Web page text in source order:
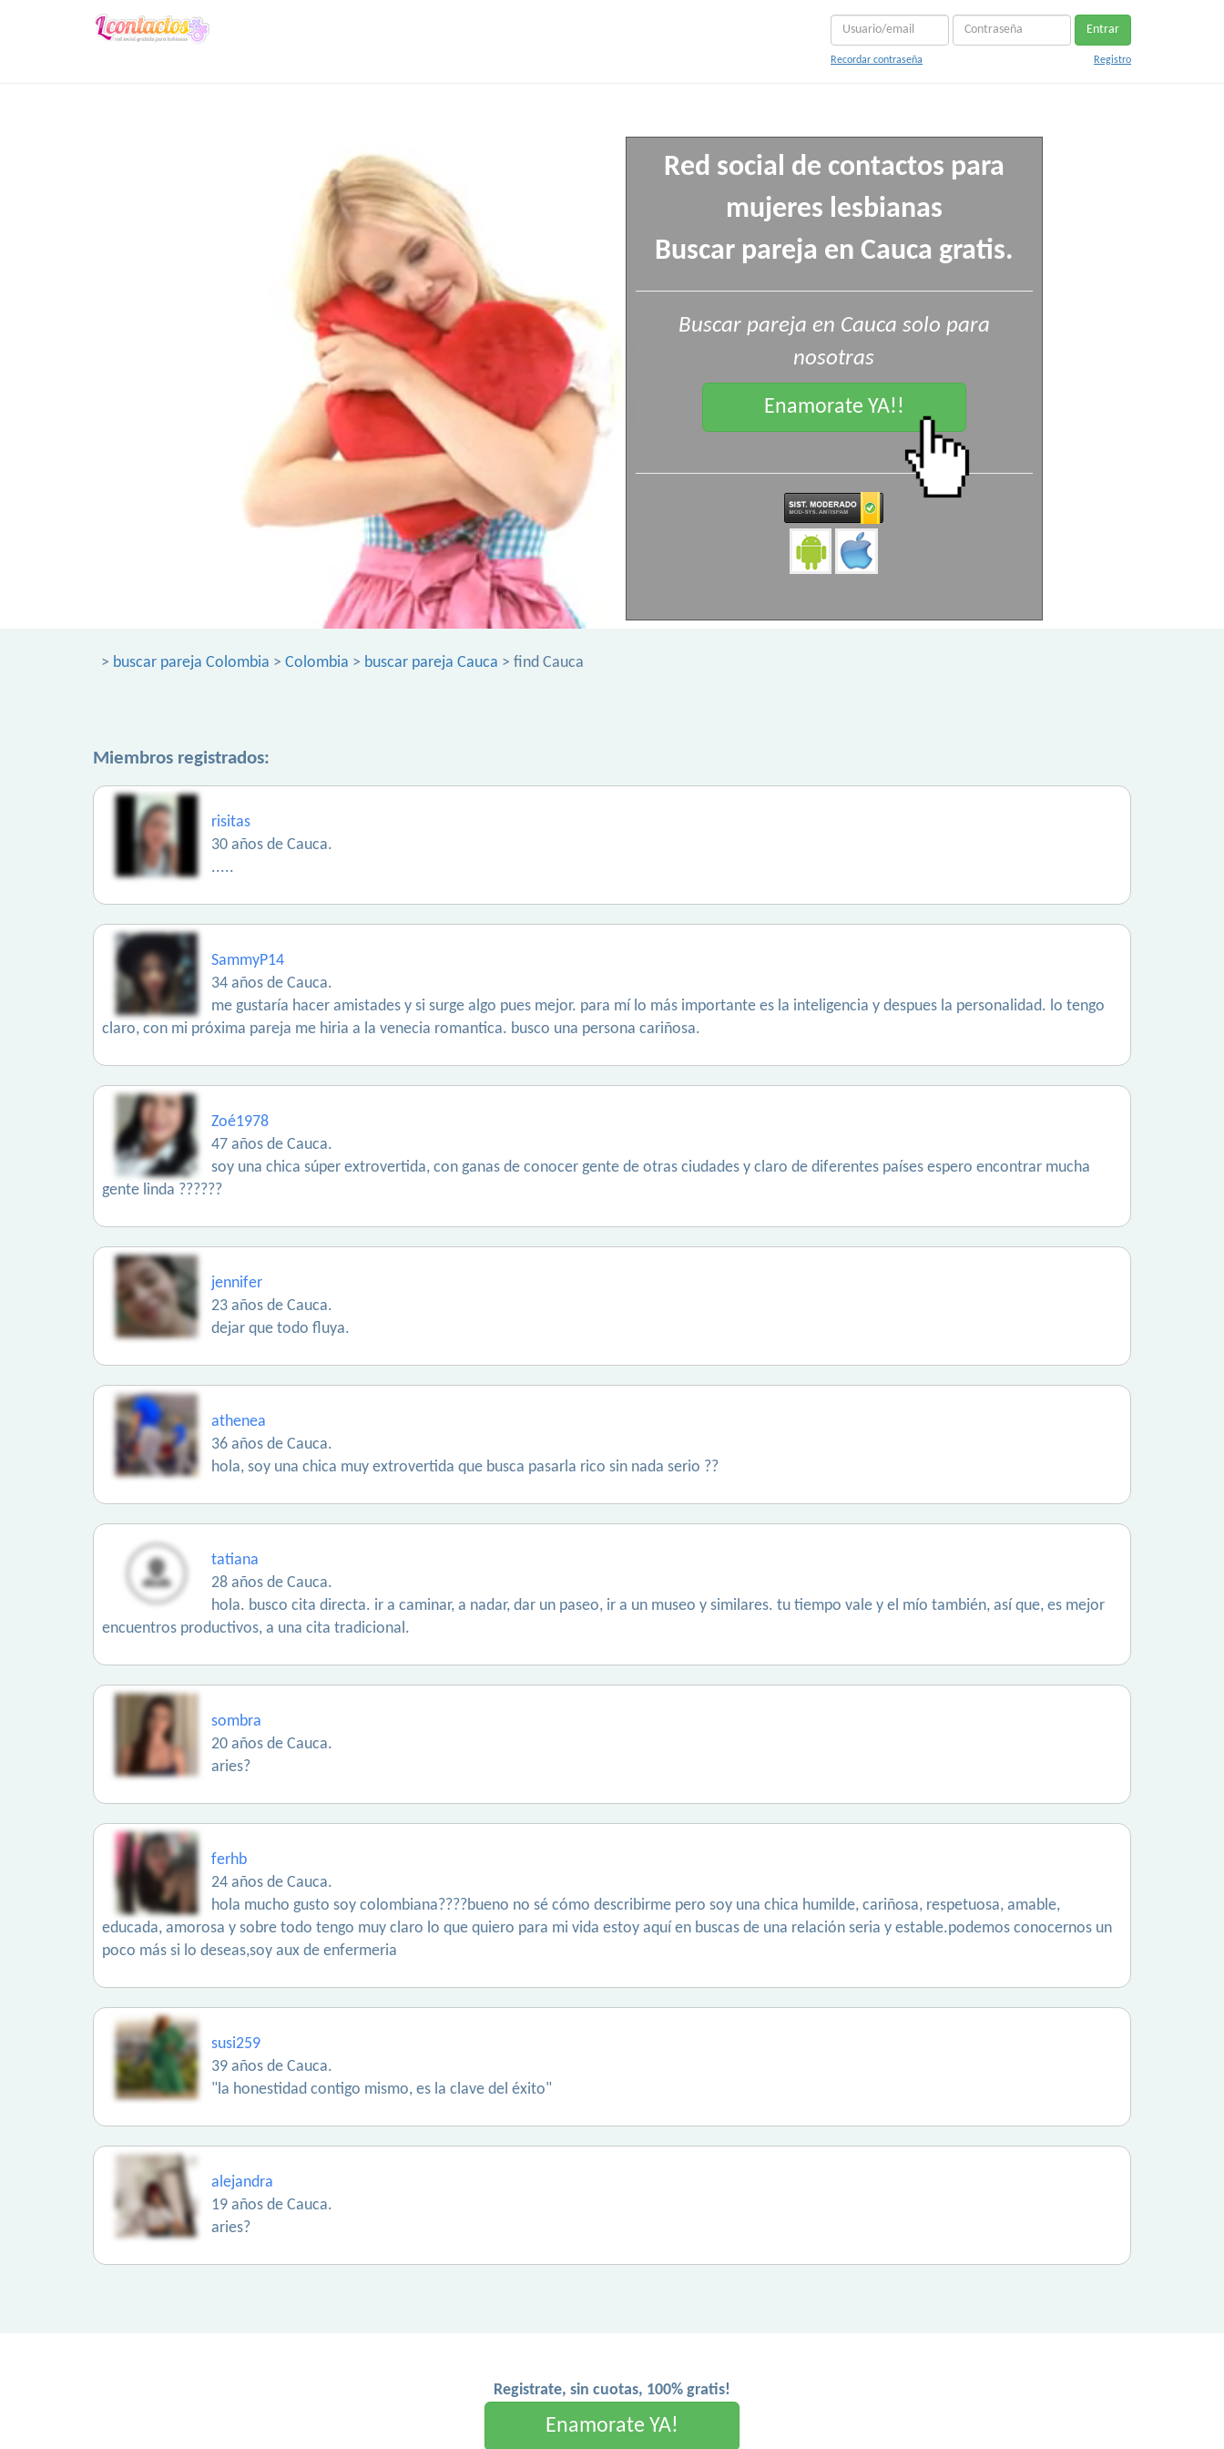
Entrar
Recordar contraseña Registro
Red social de contactos para
mujeres lesbianas
Buscar pareja en Cauca gratis.
Buscar pareja en Cauca solo para
nosotras
Enamorate YA!!
> buscar pareja Colombia > Colombia > buscar pareja Cauca > find Cauca
Miembros registrados:
risitas
30 años de Cauca.
.....
SammyP14
34 años de Cauca.
me gustaría hacer amistades y si surge algo pues mejor. para mí lo más importante es la inteligencia y despues la personalidad. lo tengo
claro, con mi próxima pareja me hiria a la venecia romantica. busco una persona cariñosa.
Zoé1978
47 años de Cauca.
soy una chica súper extrovertida, con ganas de conocer gente de otras ciudades y claro de diferentes países espero encontrar mucha
gente linda ??????
jennifer
23 años de Cauca.
dejar que todo fluya.
athenea
36 años de Cauca.
hola, soy una chica muy extrovertida que busca pasarla rico sin nada serio ??
tatiana
28 años de Cauca.
hola. busco cita directa. ir a caminar, a nadar, dar un paseo, ir a un museo y similares. tu tiempo vale y el mío también, así que, es mejor
encuentros productivos, a una cita tradicional.
sombra
20 años de Cauca.
aries?
ferhb
24 años de Cauca.
hola mucho gusto soy colombiana????bueno no sé cómo describirme pero soy una chica humilde, cariñosa, respetuosa, amable,
educada, amorosa y sobre todo tengo muy claro lo que quiero para mi vida estoy aquí en buscas de una relación seria y estable.podemos conocernos un
poco más si lo deseas,soy aux de enfermeria
susi259
39 años de Cauca.
"la honestidad contigo mismo, es la clave del éxito"
alejandra
19 años de Cauca.
aries?
Registrate, sin cuotas, 100% gratis!
Enamorate YA!